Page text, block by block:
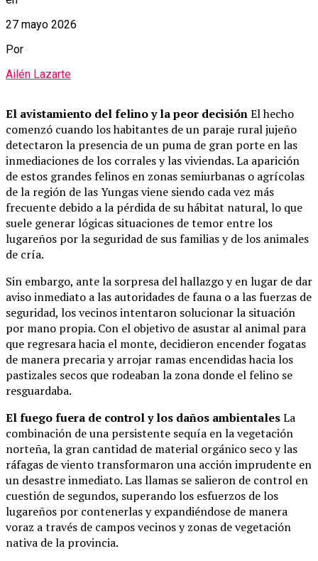
27 mayo 2026
Por
Ailén Lazarte
El avistamiento del felino y la peor decisiónEl hecho
comenzó cuando los habitantes de un paraje rural jujeño
detectaron la presencia de un puma de gran porte en las
inmediaciones de los corrales y las viviendas. La aparición
de estos grandes felinos en zonas semiurbanas o agrícolas
de la región de las Yungas viene siendo cada vez más
frecuente debido a la pérdida de su hábitat natural, lo que
suele generar lógicas situaciones de temor entre los
lugareños por la seguridad de sus familias y de los animales
de cría.
Sin embargo, ante la sorpresa del hallazgo y en lugar de dar
aviso inmediato a las autoridades de fauna o a las fuerzas de
seguridad, los vecinos intentaron solucionar la situación
por mano propia. Con el objetivo de asustar al animal para
que regresara hacia el monte, decidieron encender fogatas
de manera precaria y arrojar ramas encendidas hacia los
pastizales secos que rodeaban la zona donde el felino se
resguardaba.
El fuego fuera de control y los daños ambientalesLa
combinación de una persistente sequía en la vegetación
norteña, la gran cantidad de material orgánico seco y las
ráfagas de viento transformaron una acción imprudente en
un desastre inmediato. Las llamas se salieron de control en
cuestión de segundos, superando los esfuerzos de los
lugareños por contenerlas y expandiéndose de manera
voraz a través de campos vecinos y zonas de vegetación
nativa de la provincia.